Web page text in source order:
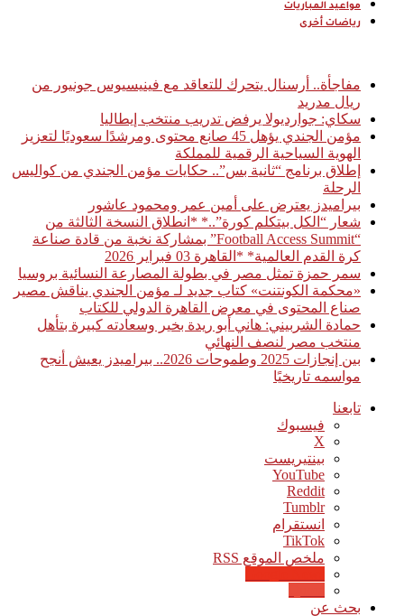
مواعيد المباريات
رياضات أخرى
مفاجأة.. أرسنال يتحرك للتعاقد مع فينيسيوس جونيور من
ريال مدريد
سكاي: جوارديولا يرفض تدريب منتخب إيطاليا
مؤمن الجندي يؤهل 45 صانع محتوى ومرشدًا سعوديًا لتعزيز
الهوية السياحية الرقمية للمملكة
إطلاق برنامج “ثانية بس”.. حكايات مؤمن الجندي من كواليس
الرحلة
بيراميدز يعترض على أمين عمر ومحمود عاشور
شعار “الكل بيتكلم كورة”..* *انطلاق النسخة الثالثة من
“Football Access Summit” بمشاركة نخبة من قادة صناعة
كرة القدم العالمية* *القاهرة 03 فبراير 2026
سمر حمزة تمثل مصر في بطولة المصارعة النسائية بروسيا
«محكمة الكونتنت» كتاب جديد لـ مؤمن الجندي يناقش مصير
صناع المحتوى في معرض القاهرة الدولي للكتاب
حمادة الشربيني: هاني أبو ريدة بخير وسعادته كبيرة بتأهل
منتخب مصر لنصف النهائي
بين إنجازات 2025 وطموحات 2026.. بيراميدز يعيش أنجح
مواسمه تاريخيًا
تابعنا
فيسبوك
‫X
بينتيريست
‫YouTube
انستقرام
‫TikTok
ملخص الموقع RSS
بحث عن